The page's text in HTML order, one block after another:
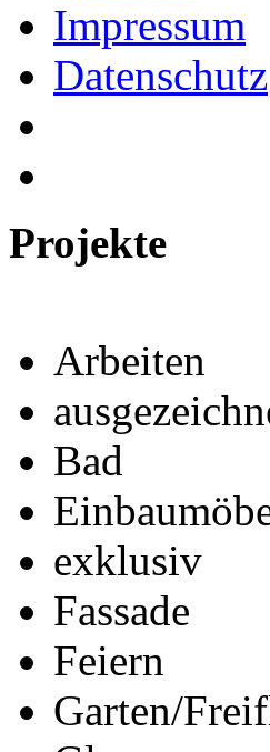
Impressum
Datenschutz
Projekte
Arbeiten
Bad
exklusiv
Fassade
Feiern
Garten/